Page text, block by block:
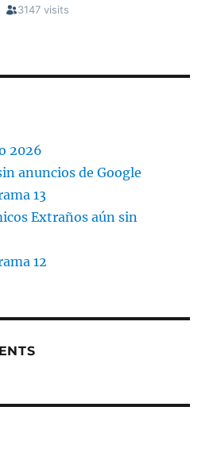
2026
anuncios de Google
13
Extraños aún sin
12